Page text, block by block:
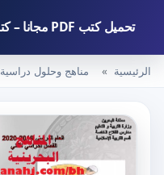
تحميل كتب PDF مجانا – كتب كو
الرئيسية مناهج وحلول دراسية